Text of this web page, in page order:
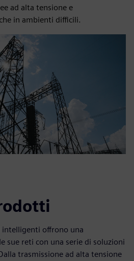
ad alta tensione e
in ambienti difficili.
intelligenti offrono una
sue reti con una serie di soluzioni
trasmissione ad alta tensione